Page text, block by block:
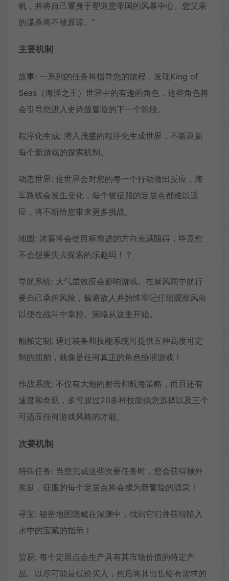
帆，并将自己置身于塑造您帝国的风暴中心。您父亲
的谋杀将不被原谅。”
主要机制
故事: 一系列的任务将指导您的旅程，发现King of
Seas（海洋之王）世界中的有趣的角色，这些角色将
会引导您进入史诗般冒险的下一个阶段。
程序化生成: 潜入茂盛的程序化生成世界，不断刷新
每个新游戏的探索机制。
动态世界: 这世界会对您的每一个行动做出反应，海
军路线会发生变化，每个被征服的定居点都难以适
应，将不断给您带来更多挑战。
地图: 浓雾将会使目标前进的方向充满阻碍，毕竟您
不会想要失去探索的乐趣吗！？
导航系统: 大气层效应会影响游戏。在暴风雨中航行
要自己承担风险，躲避敌人并始终牢记仔细观察风向
以便在战斗中掌控。策略从这里开始。
船舶定制: 通过装备和技能系统可提供五种高度可定
制的船舶，就像是任何真正的角色扮演游戏！
作战系统: 不仅有大炮的射击和航海策略，而且还有
速度和奇观，多亏超过20多种技能供您选择以及三个
可适应任何游戏风格的才能。
次要机制
特殊任务: 当您完成这些次要任务时，您会获得额外
奖励，征服的每个定居点将会成为新冒险的源泉！
寻宝: 秘密地图隐藏在深渊中，找到它们并获得陷入
水中的宝藏的指示！
贸易: 每个定居点会生产具有其市场价值的特定产
品。以尽可能最低价买入，然后将其出售给有需求的